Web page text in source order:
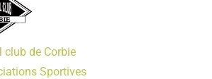
club de Corbie
Sportives